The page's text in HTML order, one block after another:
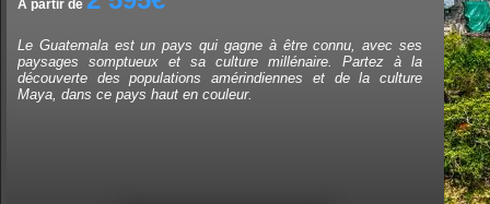
À partir de
Le Guatemala est un pays qui gagne à être connu, avec ses
paysages somptueux et sa culture millénaire. Partez à la
découverte des populations amérindiennes et de la culture
Maya, dans ce pays haut en couleur.